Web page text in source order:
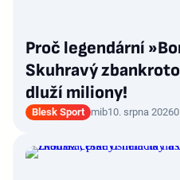
Proč legendární
Skuhravý
dluží miliony!
Blesk Sport mib10. srpna 2026